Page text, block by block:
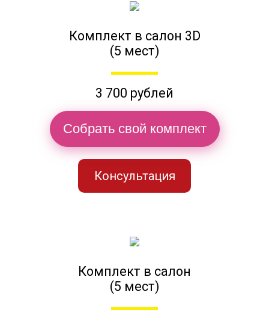
Комплект в салон 3D
(5 мест)
3 700 рублей
Собрать свой комплект
Консультация
Комплект в салон
(5 мест)